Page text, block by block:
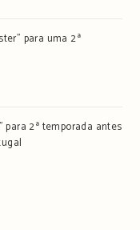
para uma 2ª
para 2ª temporada antes